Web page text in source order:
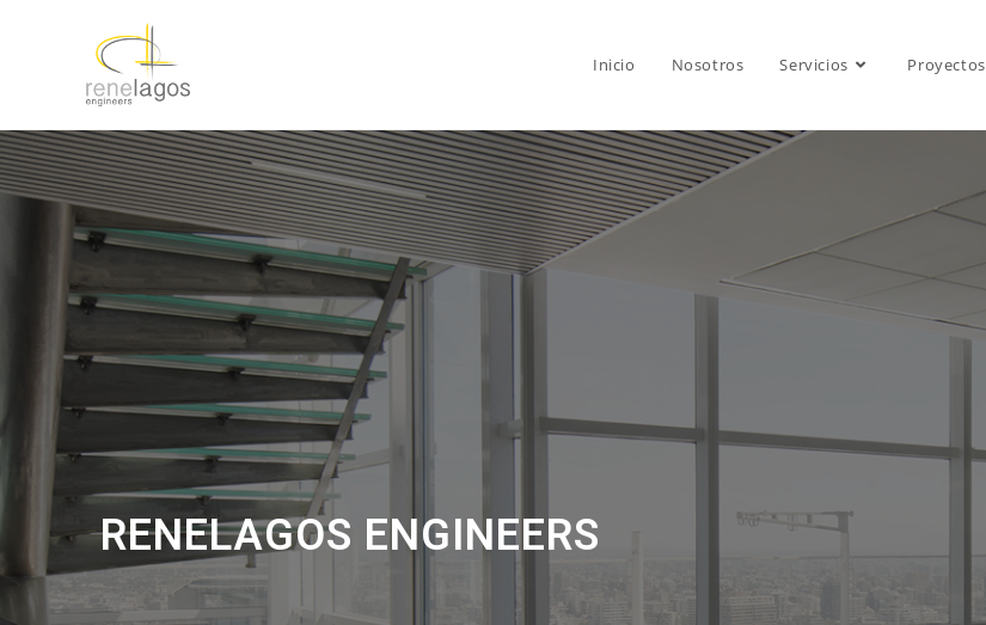
Inicio Nosotros Servicios Proyectos
RENELAGOS ENGINEERS